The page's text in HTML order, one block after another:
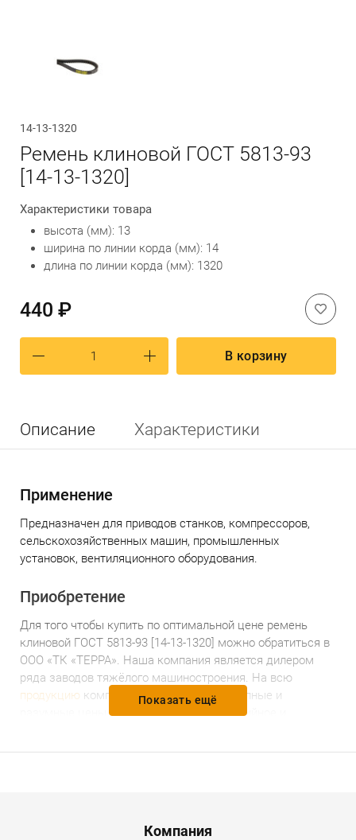
14-13-1320
Ремень клиновой ГОСТ 5813-93
[14-13-1320]
Характеристики товара
высота (мм): 13
ширина по линии корда (мм): 14
длина по линии корда (мм): 1320
440 ₽
В корзину
Описание Характеристики
Применение
Предназначен для приводов станков, компрессоров,
сельскохозяйственных машин, промышленных
установок, вентиляционного оборудования.
Приобретение
Для того чтобы купить по оптимальной цене ремень
клиновой ГОСТ 5813-93 [14-13-1320] можно обратиться в
ООО «ТК «ТЕРРА». Наша компания является дилером
ряда заводов тяжёлого машиностроения. На всю
продукцию компании установлены доступные и
разумные цены, предоставляется гарантийное и
Показать ещё
Компания